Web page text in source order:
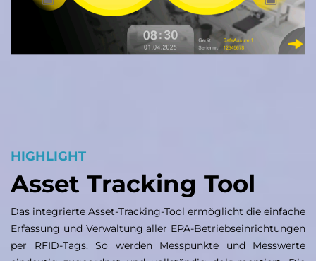
HIGHLIGHT
Asset Tracking Tool
Das integrierte Asset-Tracking-Tool ermöglicht die einfache
Erfassung und Verwaltung aller EPA-Betriebseinrichtungen
per RFID-Tags. So werden Messpunkte und Messwerte